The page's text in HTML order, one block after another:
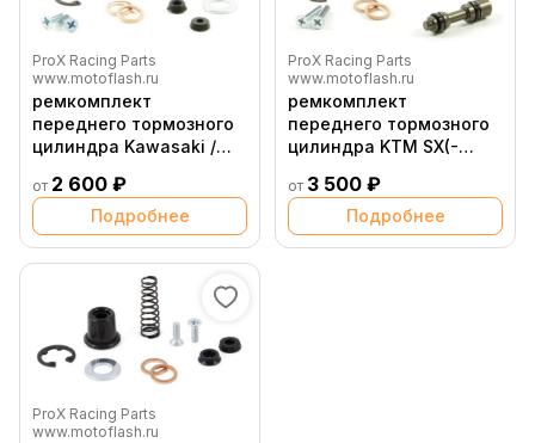
ProX Racing Parts
www.motoflash.ru
ремкомплект
переднего тормозного
цилиндра Kawasaki /
от 2 600 ₽
Подробнее
ProX Racing Parts
www.motoflash.ru
ремкомплект
переднего тормозного
цилиндра KTM SX(-
от 3 500 ₽
Подробнее
ProX Racing Parts
www.motoflash.ru